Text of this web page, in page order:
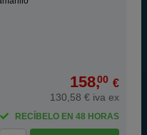
158,00 €
130,58 € iva ex
RECÍBELO EN 48 HORAS